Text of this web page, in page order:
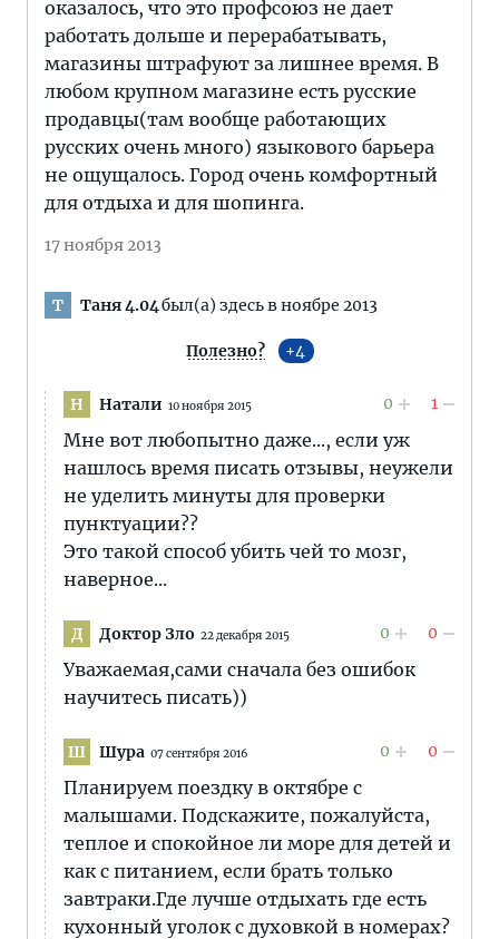
оказалось, что это профсоюз не дает
работать дольше и перерабатывать,
магазины штрафуют за лишнее время. В
любом крупном магазине есть русские
продавцы(там вообще работающих
русских очень много) языкового барьера
не ощущалось. Город очень комфортный
для отдыха и для шопинга.
17 ноября 2013
Т Таня 4.04был(а) здесь в ноябре 2013
Полезно? 4
Н Натали 10 ноября 2015 0 1
Мне вот любопытно даже..., если уж
нашлось время писать отзывы, неужели
не уделить минуты для проверки
пунктуации??
Это такой способ убить чей то мозг,
наверное...
Д Доктор Зло 22 декабря 2015 0 0
Уважаемая,сами сначала без ошибок
научитесь писать))
Ш Шура 07 сентября 2016 0 0
Планируем поездку в октябре с
малышами. Подскажите, пожалуйста,
теплое и спокойное ли море для детей и
как с питанием, если брать только
завтраки.Где лучше отдыхать где есть
кухонный уголок с духовкой в номерах?